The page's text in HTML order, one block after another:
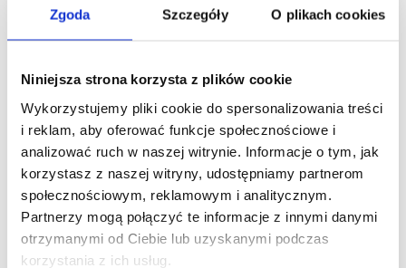
Zgoda Szczegóły O plikach cookies
Niniejsza strona korzysta z plików cookie
Wykorzystujemy pliki cookie do spersonalizowania treści
i reklam, aby oferować funkcje społecznościowe i
analizować ruch w naszej witrynie. Informacje o tym, jak
korzystasz z naszej witryny, udostępniamy partnerom
społecznościowym, reklamowym i analitycznym.
Partnerzy mogą połączyć te informacje z innymi danymi
otrzymanymi od Ciebie lub uzyskanymi podczas
korzystania z ich usług.
dr n. o zdr. Daniel Szymczyk
dr n. o zdr. Aneta Weres
dr n. o kult. fiz. Jolanta Zwolińska
mgr Rafał Baran
mgr Krzysztof Bylicki
mgr Gabriela Kamińska
mgr Bożena Kamińska-Przybylska
mgr Wojciech Kasperek
mgr Marta Kasprzak
mgr Aleksandra Kielar
mgr Mateusz Kupczyk